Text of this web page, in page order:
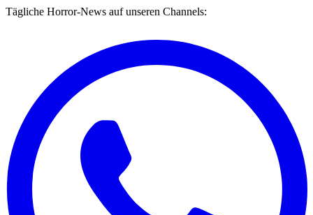
Tägliche Horror-News auf unseren Channels: